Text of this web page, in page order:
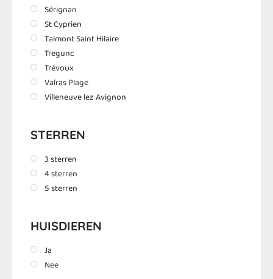
Sérignan
St Cyprien
Talmont Saint Hilaire
Tregunc
Trévoux
Valras Plage
Villeneuve lez Avignon
STERREN
3 sterren
4 sterren
5 sterren
HUISDIEREN
Ja
Nee